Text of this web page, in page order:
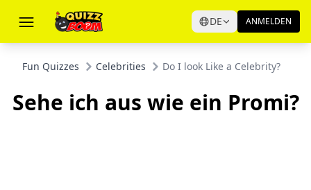
DE ANMELDEN
Fun Quizzes Celebrities Do I look Like a Celebrity?
Sehe ich aus wie ein Promi?